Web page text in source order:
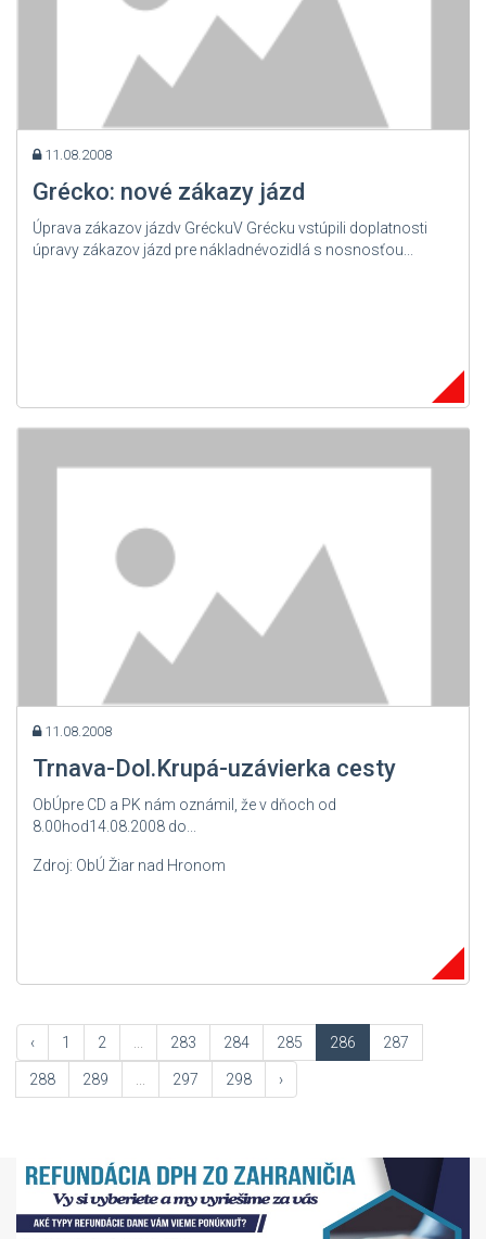
11.08.2008
Grécko: nové zákazy jázd
Úprava zákazov jázdv GréckuV Grécku vstúpili doplatnosti
úpravy zákazov jázd pre nákladnévozidlá s nosnosťou...
11.08.2008
Trnava-Dol.Krupá-uzávierka cesty
ObÚpre CD a PK nám oznámil, že v dňoch od
8.00hod14.08.2008 do...
Zdroj: ObÚ Žiar nad Hronom
‹ 1 2 283 284 285 286 287
288 289 297 298 ›